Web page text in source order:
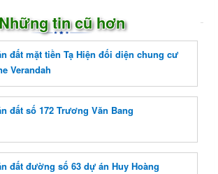
Những tin cũ hơn
đất mặt tiền Tạ Hiện đối diện chung cư
Verandah
đất số 172 Trương Văn Bang
đất đường số 63 dự án Huy Hoàng